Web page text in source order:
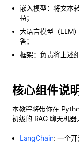
嵌入模型：将文本
持；
大语言模型（LLM
答；
框架：负责将上述
核心组件说
本教程将带你在
初级的 RAG 聊天机器
LangChain: 一个